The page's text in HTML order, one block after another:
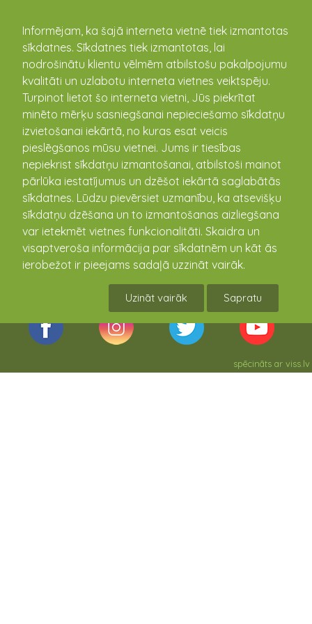
Informējam, ka šajā interneta vietnē tiek izmantotas
sīkdatnes. Sīkdatnes tiek izmantotas, lai
nodrošinātu klientu vēlmēm atbilstošu pakalpojumu
kvalitāti un uzlabotu interneta vietnes veiktspēju.
Turpinot lietot šo interneta vietni, Jūs piekrītat
minēto mērķu sasniegšanai nepieciešamo sīkdatņu
izvietošanai iekārtā, no kuras esat veicis
pieslēgšanos mūsu vietnei. Jums ir tiesības
nepiekrist sīkdatņu izmantošanai, atbilstoši mainot
pārlūka iestatījumus un dzēšot iekārtā saglabātās
sīkdatnes. Lūdzu pievērsiet uzmanību, ka atsevišķu
sīkdatņu dzēšana un to izmantošanas aizliegšana
var ietekmēt vietnes funkcionalitāti. Skaidra un
visaptveroša informācija par sīkdatnēm un kāt ās
ierobežot ir pieejams sadaļā uzzināt vairāk.
Uzināt vairāk Sapratu
kandava.lv
Kandavas pilsētas, Cēres un Kandavas pagastu
pārvalde
Dārza iela 6, Kandava, Tukuma novads, Latvija, LV-3120
(+371) 63182028
www.kandava.lv
spēcināts arviss.lv